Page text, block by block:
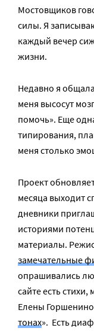
Мостовщиков
силы. Я
каждый вечер
жизни.
Недавно я
меня высосут
помочь». Еще
типирования,
меня столько
Проект
месяца выходит
дневники
историями
материалы.
замечательные
опрашивались
сайте есть
Елены
тонах». Есть